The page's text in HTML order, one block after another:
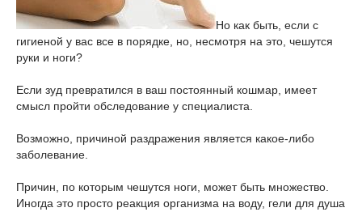
Но как быть, если с
гигиеной у вас все в порядке, но, несмотря на это, чешутся
руки и ноги?
Если зуд превратился в ваш постоянный кошмар, имеет
смысл пройти обследование у специалиста.
Возможно, причиной раздражения является какое-либо
заболевание.
Причин, по которым чешутся ноги, может быть множество.
Иногда это просто реакция организма на воду, гели для душа